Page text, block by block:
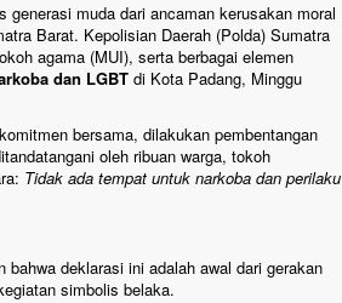
muda dari ancaman kerusakan moral
Barat. Kepolisian Daerah (Polda) Sumatra
agama (MUI), serta berbagai elemen
dan LGBT di Kota Padang, Minggu
bersama, dilakukan pembentangan
oleh ribuan warga, tokoh
Tidak ada tempat untuk narkoba dan perilaku
deklarasi ini adalah awal dari gerakan
simbolis belaka.